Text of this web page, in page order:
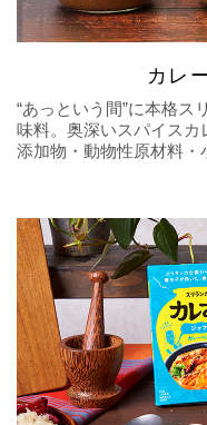
カレ
“あっという間”に本格ス
味料。奥深いスパイスカ
添加物・動物性原材料・